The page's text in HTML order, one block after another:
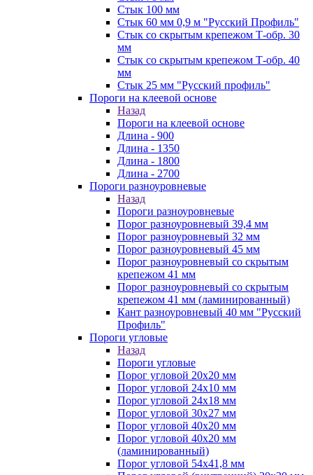
Стык 100 мм
Стык 60 мм 0,9 м "Русский Профиль"
Стык со скрытым крепежом Т-обр. 30
мм
Стык со скрытым крепежом Т-обр. 40
мм
Стык 25 мм "Русский профиль"
Пороги на клеевой основе
Назад
Пороги на клеевой основе
Длина - 900
Длина - 1350
Длина - 1800
Длина - 2700
Пороги разноуровневые
Назад
Пороги разноуровневые
Порог разноуровневый 39,4 мм
Порог разноуровневый 32 мм
Порог разноуровневый 45 мм
Порог разноуровневый со скрытым
крепежом 41 мм
Порог разноуровневый со скрытым
крепежом 41 мм (ламинированный)
Кант разноуровневый 40 мм "Русский
Профиль"
Пороги угловые
Назад
Пороги угловые
Порог угловой 20х20 мм
Порог угловой 24х10 мм
Порог угловой 24х18 мм
Порог угловой 30х27 мм
Порог угловой 40х20 мм
Порог угловой 40х20 мм
(ламинированный)
Порог угловой 54х41,8 мм